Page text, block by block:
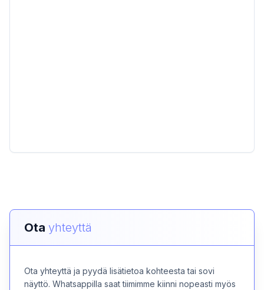
Ota yhteyttä
Ota yhteyttä ja pyydä lisätietoa kohteesta tai sovi
näyttö. Whatsappilla saat tiimimme kiinni nopeasti myös